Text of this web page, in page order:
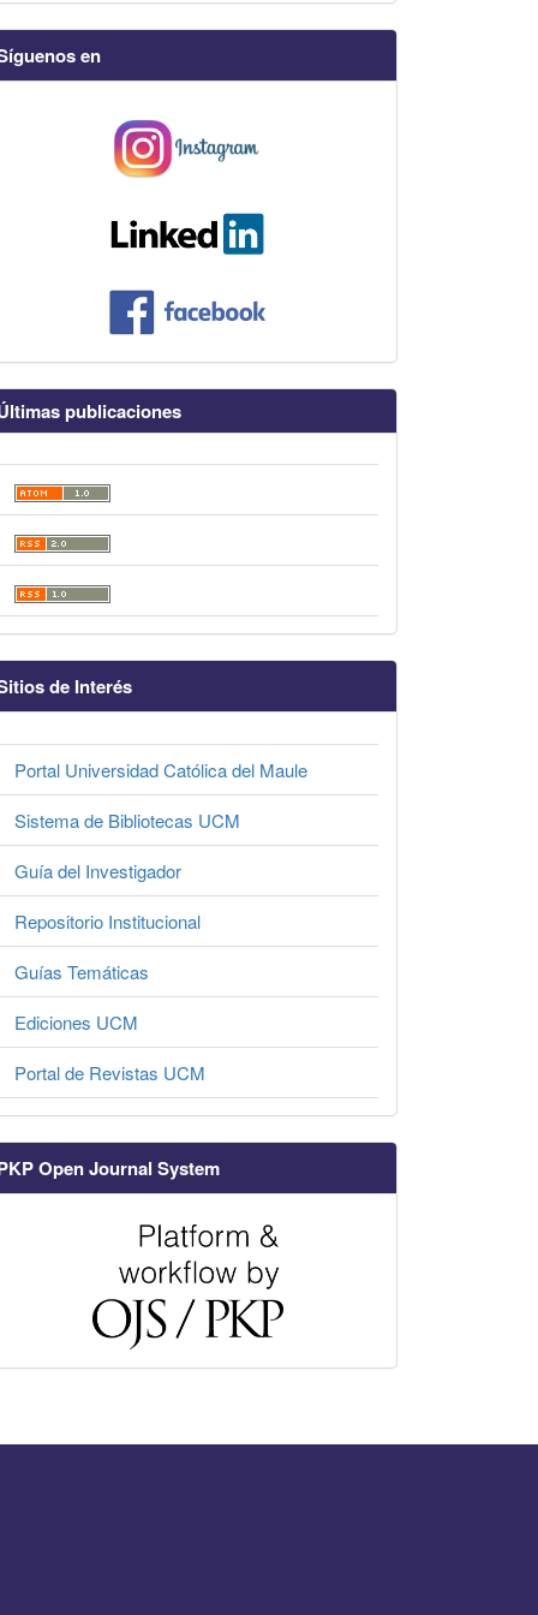
en
publicaciones
de Interés
Portal Universidad Católica del Maule
Sistema de Bibliotecas UCM
Guía del Investigador
Repositorio Institucional
Guías Temáticas
Ediciones UCM
Portal de Revistas UCM
Open Journal System